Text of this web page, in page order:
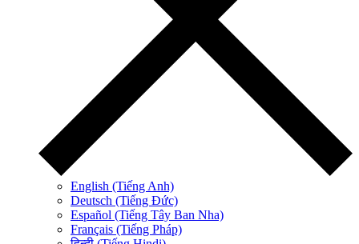
English (Tiếng Anh)
Deutsch (Tiếng Đức)
Español (Tiếng Tây Ban Nha)
Français (Tiếng Pháp)